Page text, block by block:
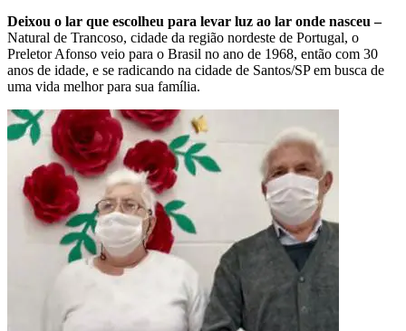
Deixou o lar que escolheu para levar luz ao lar onde nasceu –
Natural de Trancoso, cidade da região nordeste de Portugal, o
Preletor Afonso veio para o Brasil no ano de 1968, então com 30
anos de idade, e se radicando na cidade de Santos/SP em busca de
uma vida melhor para sua família.